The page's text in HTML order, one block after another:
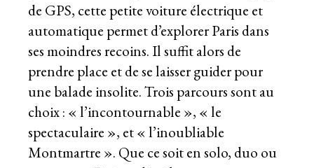
de GPS, cette petite voiture électrique et
automatique permet d’explorer Paris dans
ses moindres recoins. Il suffit alors de
prendre place et de se laisser guider pour
une balade insolite. Trois parcours sont au
choix : « l’incontournable », « le
spectaculaire », et « l’inoubliable
Montmartre ». Que ce soit en solo, duo ou